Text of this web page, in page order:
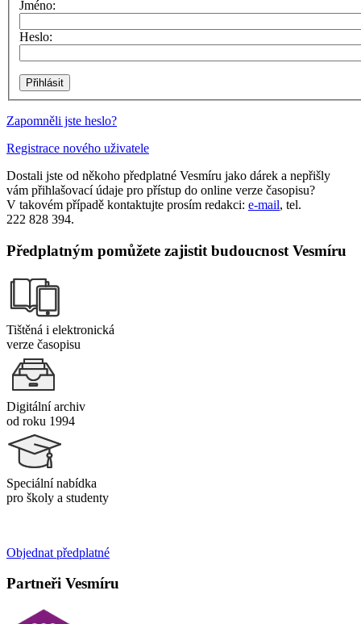
Jméno:
Heslo:
Zapomněli jste heslo?
Registrace nového uživatele
Dostali jste od někoho předplatné Vesmíru jako dárek a nepřišly
vám přihlašovací údaje pro přístup do online verze časopisu?
V takovém případě kontaktujte prosím redakci: e-mail, tel.
222 828 394.
Předplatným pomůžete zajistit budoucnost Vesmíru
Tištěná i elektronická
verze časopisu
Digitální archiv
od roku 1994
Speciální nabídka
pro školy a studenty
Objednat předplatné
Partneři Vesmíru